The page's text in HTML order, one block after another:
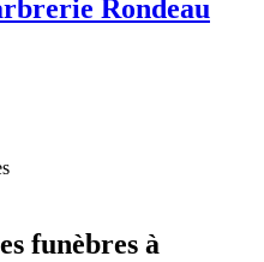
Rondeau
funèbres à